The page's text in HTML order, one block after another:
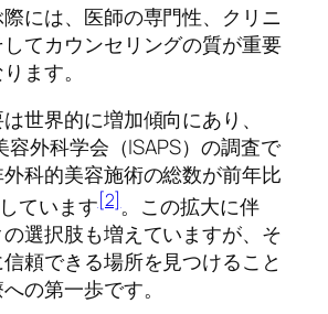
には、医師の専門性、クリニ
てカウンセリングの質が重要
ます。
世界的に増加傾向にあり、
容外科学会（ISAPS）の調査で
科的美容施術の総数が前年比
ています[2]。この拡大に伴
選択肢も増えていますが、そ
頼できる場所を見つけること
の第一歩です。